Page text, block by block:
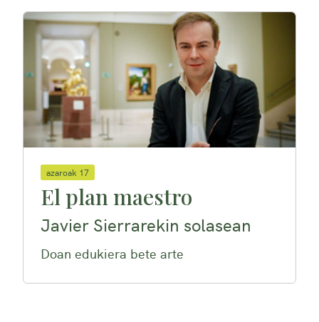
azaroak 17
El plan maestro
Javier Sierrarekin solasean
Doan edukiera bete arte